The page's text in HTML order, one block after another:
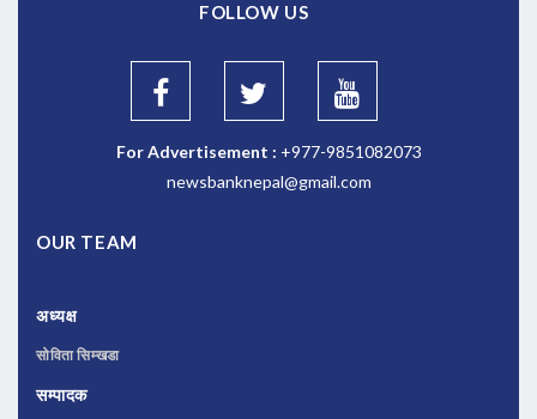
FOLLOW US
For Advertisement : +977-9851082073
newsbanknepal@gmail.com
OUR TEAM
अध्यक्ष
सोविता सिम्खडा
सम्पादक